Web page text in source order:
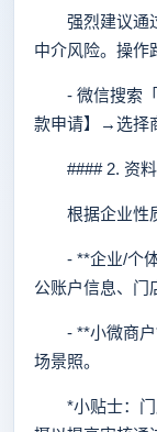
强烈建议通过
中介风险。操作
- 微信搜索「
款申请】→选择
#### 2. 资料
根据企业性质
- **企业/个体
公账户信息、门
- **小微商户**
场景照。
*小贴士：门